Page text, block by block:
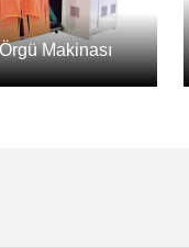
Makinası